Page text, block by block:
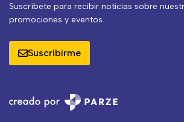
Suscríbete para recibir noticias sobre
promociones y eventos.
Suscribirme